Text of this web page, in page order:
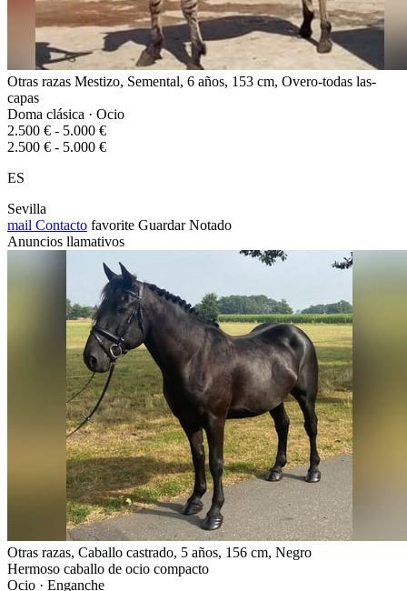
Otras razas Mestizo, Semental, 6 años, 153 cm, Overo-todas las-
capas
Doma clásica · Ocio
2.500 € - 5.000 €
2.500 € - 5.000 €
ES
Sevilla
mail Contacto favorite Guardar Notado
Anuncios llamativos
Otras razas, Caballo castrado, 5 años, 156 cm, Negro
Hermoso caballo de ocio compacto
Ocio · Enganche